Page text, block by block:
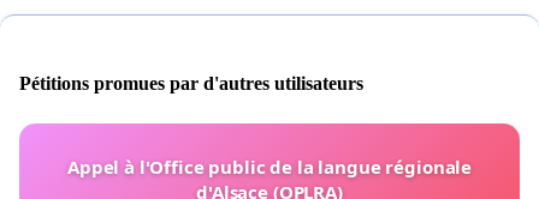
Pétitions promues par d'autres utilisateurs
Appel à l'Office public de la langue régionale
d'Alsace (OPLRA)